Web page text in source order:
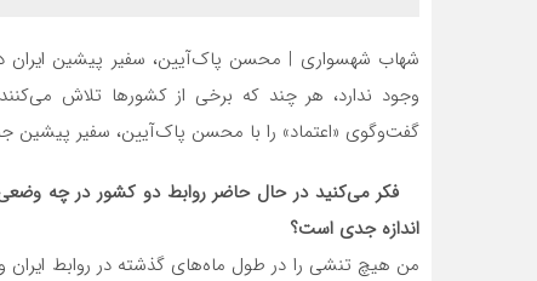
شهاب شهسواری | محسن پاک‌آیین، سفیر پیشین ایران
وجود ندارد، هر چند که برخی از کشورها تلاش
گفت‌وگوی «اعتماد» را با محسن پاک‌آیین، سفیر پیشین
فکر می‌کنید در حال حاضر روابط دو کشور در چه وضعی
اندازه جدی است؟
من هیچ تنشی را در طول ماه‌های گذشته در روابط ایران